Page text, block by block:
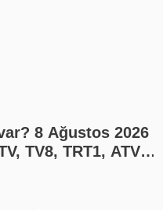
8 Ağustos 2026
TV8, TRT1, ATV